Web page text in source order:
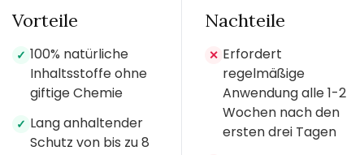
Vorteile
✓ 100% natürliche
Inhaltsstoffe ohne
giftige Chemie
✓ Lang anhaltender
Schutz von bis zu 8
Nachteile
✕ Erfordert
regelmäßige
Anwendung alle 1-2
Wochen nach den
ersten drei Tagen